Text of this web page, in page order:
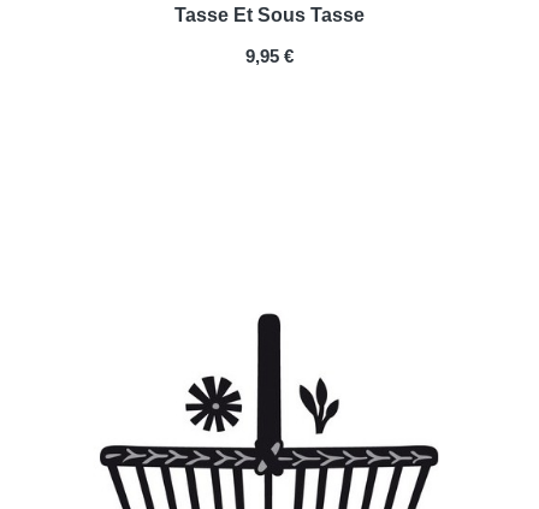
Tasse Et Sous Tasse
PRIX
9,95 €